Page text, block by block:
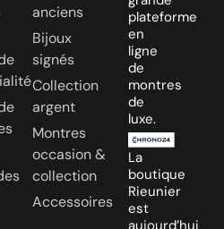
anciens
Bijoux
signés
Collection
argent
Montres
occasion &
collection
Accessoires
plateforme
en
ligne
de
montres
de
luxe.
La
boutique
Rieunier
est
aujourd’hui